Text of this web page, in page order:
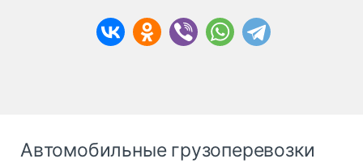
Автомобильные грузоперевозки